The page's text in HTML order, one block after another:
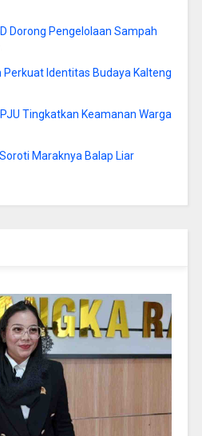
Dorong Pengelolaan Sampah
Perkuat Identitas Budaya Kalteng
Tingkatkan Keamanan Warga
Maraknya Balap Liar